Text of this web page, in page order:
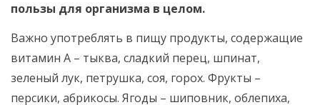
пользы для организма в целом.
Важно употреблять в пищу продукты, содержащие
витамин А – тыква, сладкий перец, шпинат,
зеленый лук, петрушка, соя, горох. Фрукты –
персики, абрикосы. Ягоды – шиповник, облепиха,